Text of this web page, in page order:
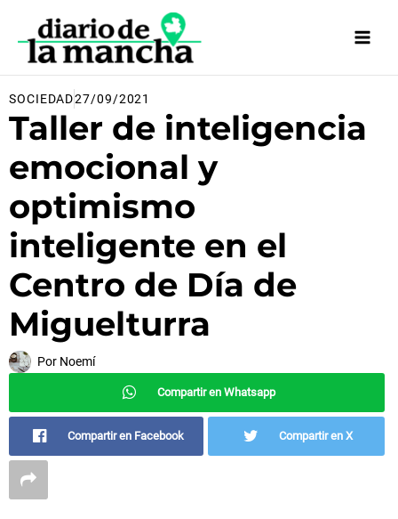
contenido
SOCIEDAD27/09/2021
Taller de inteligencia
emocional y
optimismo
inteligente en el
Centro de Día de
Miguelturra
Por Noemí
Compartir en Whatsapp
Compartir en Facebook Compartir en X